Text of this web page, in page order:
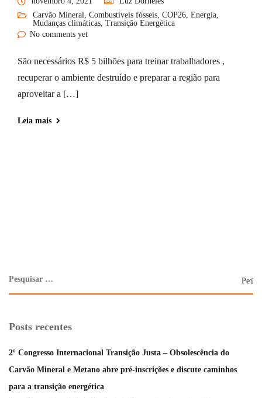
Carvão Mineral, Combustíveis fósseis, COP26, Energia,
Mudanças climáticas, Transição Energética
No comments yet
São necessários R$ 5 bilhões para treinar trabalhadores ,
recuperar o ambiente destruído e preparar a região para
aproveitar a […]
Leia mais
Posts recentes
2º Congresso Internacional Transição Justa – Obsolescência do
Carvão Mineral e Metano abre pré-inscrições e discute caminhos
para a transição energética